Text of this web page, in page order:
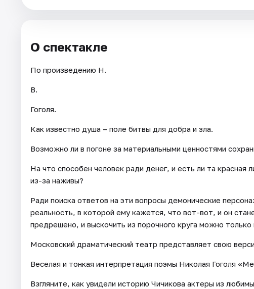
О спектакле
По произведению Н.
В.
Гоголя.
Как известно душа – поле битвы для добра и зла.
Возможно ли в погоне за материальными ценностями
На что способен человек ради денег, и есть ли та красная
из-за наживы?
Ради поиска ответов на эти вопросы демонические
реальность, в которой ему кажется, что вот-вот, и он
предрешено, и выскочить из порочного круга можно
Московский драматический театр представляет свою
Веселая и тонкая интерпретация поэмы Николая Гоголя
Взгляните, как увидели историю Чичикова актеры из